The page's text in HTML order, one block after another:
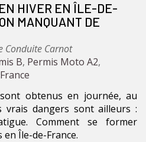
HIVER EN ÎLE-DE-
MANQUANT DE
Conduite Carnot
B, Permis Moto A2,
obtenus en journée, au
vrais dangers sont ailleurs :
Comment se former
Île-de-France.